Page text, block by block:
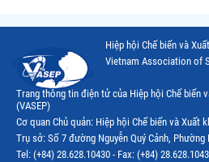
Thị trường Canada
Thị trường Ecuador
Thị trường EU
Thị trường Indonesia
Hiệp hội Chế biến và
Vietnam Association of
Trang thông tin điện tử của Hiệp hội Chế biến
(VASEP)
Cơ quan Chủ quản: Hiệp hội Chế biến và Xuất
Trụ sở: Số 7 đường Nguyễn Quý Cảnh,
Tel: (+84) 28.628.10430 - Fax: (+84)